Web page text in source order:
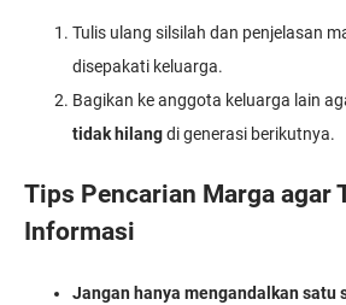
Tulis ulang silsilah dan penjelasan
disepakati keluarga.
Bagikan ke anggota keluarga lain
tidak hilangdi generasi berikutnya.
Tips Pencarian Marga agar
Informasi
Jangan hanya mengandalkan satu